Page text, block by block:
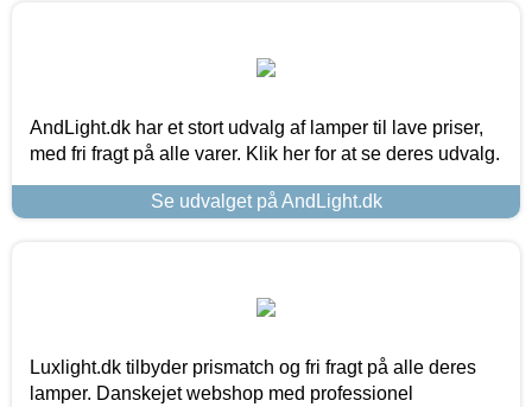
AndLight.dk har et stort udvalg af lamper til lave priser,
med fri fragt på alle varer. Klik her for at se deres udvalg.
Se udvalget på AndLight.dk
Luxlight.dk tilbyder prismatch og fri fragt på alle deres
lamper. Danskejet webshop med professionel